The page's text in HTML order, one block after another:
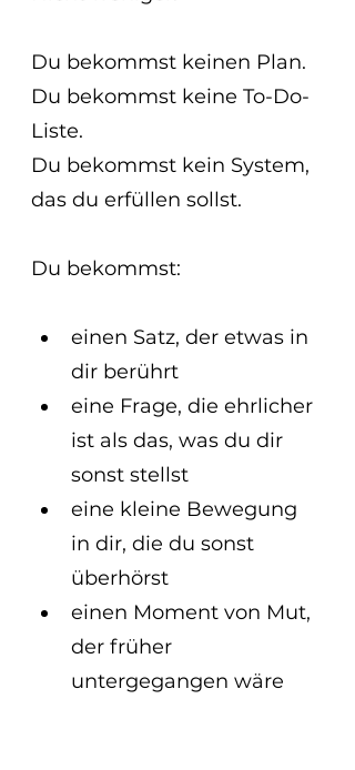
Du bekommst keinen Plan.
Du bekommst keine To-Do-
Liste.
Du bekommst kein System,
das du erfüllen sollst.
Du bekommst:
einen Satz, der etwas in
dir berührt
eine Frage, die ehrlicher
ist als das, was du dir
sonst stellst
eine kleine Bewegung
in dir, die du sonst
überhörst
einen Moment von Mut,
der früher
untergegangen wäre